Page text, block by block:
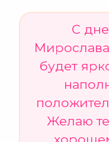
С
будет
Желаю